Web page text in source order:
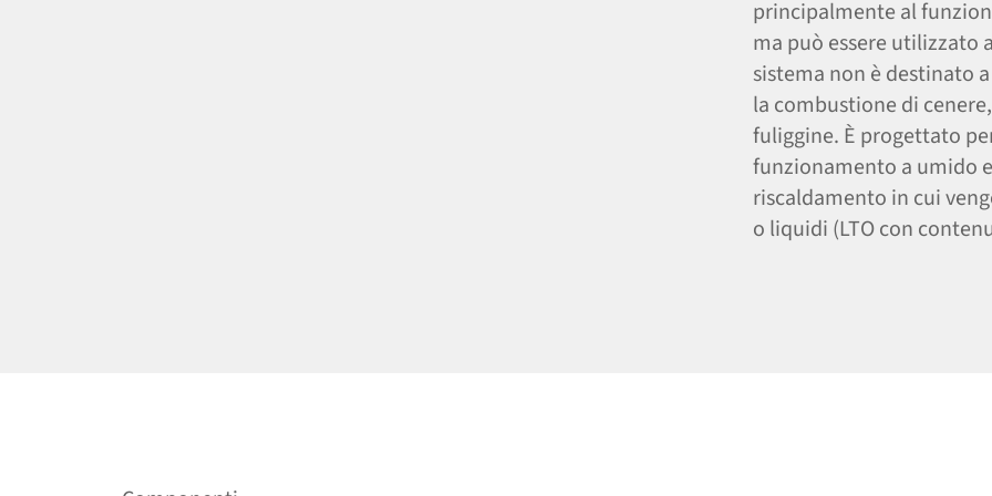
principalmente al
ma può essere utilizzato
sistema non è destinato
la combustione di
fuliggine. È progettato
funzionamento a umido
riscaldamento in cui
o liquidi (LTO con